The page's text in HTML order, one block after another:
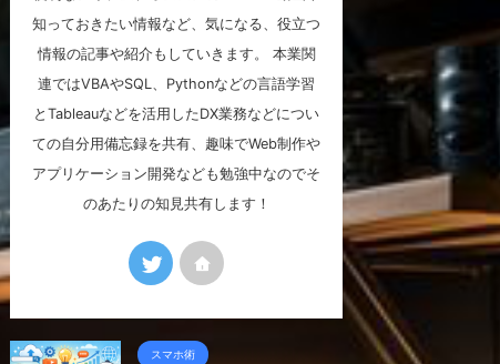
知っておきたい情報など、気になる、役立つ
情報の記事や紹介もしていきます。 本業関
連ではVBAやSQL、Pythonなどの言語学習
とTableauなどを活用したDX業務などについ
ての自分用備忘録を共有、趣味でWeb制作や
アプリケーション開発なども勉強中なのでそ
のあたりの知見共有します！
スマホ術